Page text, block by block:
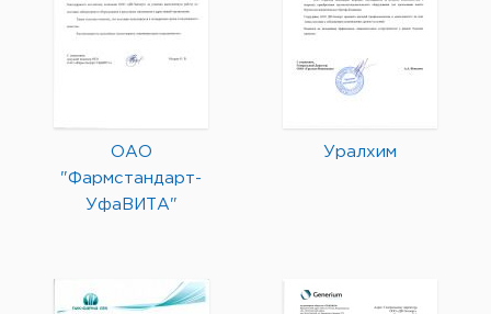
ОАО
"Фармстандарт-
УфаВИТА"
Уралхим